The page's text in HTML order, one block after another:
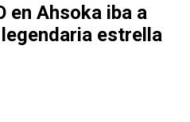
en Ahsoka iba a
estrella